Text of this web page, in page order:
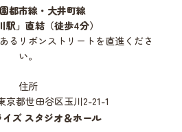
都市線・大井町線
駅」直結（徒歩4分）
るリボンストリートを直進くださ
い。
住所
京都世田谷区玉川2-21-1
ズ スタジオ＆ホール